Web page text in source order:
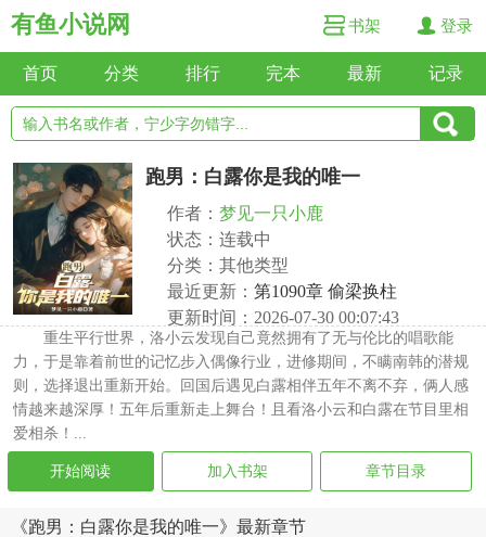
有鱼小说网 书架 登录
首页 分类 排行 完本 最新 记录
跑男：白露你是我的唯一
作者： 梦见一只小鹿
状态：连载中
分类：其他类型
最近更新： 第1090章 偷梁换柱
更新时间：2026-07-30 00:07:43
重生平行世界，洛小云发现自己竟然拥有了无与伦比的唱歌能
力，于是靠着前世的记忆步入偶像行业，进修期间，不瞒南韩的潜规
则，选择退出重新开始。回国后遇见白露相伴五年不离不弃，俩人感
情越来越深厚！五年后重新走上舞台！且看洛小云和白露在节目里相
爱相杀！...
开始阅读 加入书架 章节目录
《跑男：白露你是我的唯一》最新章节